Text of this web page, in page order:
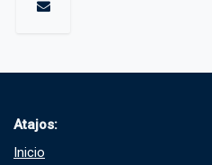
Atajos:
Inicio